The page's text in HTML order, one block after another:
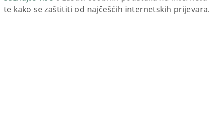
te kako se zaštititi od najčešćih internetskih prijevara.